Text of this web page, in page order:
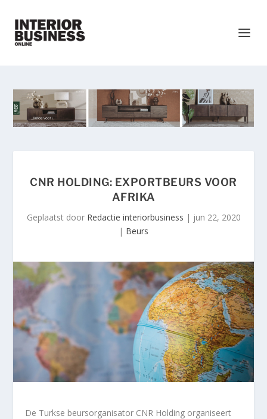
CNR HOLDING: EXPORTBEURS VOOR
AFRIKA
Geplaatst door Redactie interiorbusiness | jun 22, 2020
| Beurs
De Turkse beursorganisator CNR Holding organiseert